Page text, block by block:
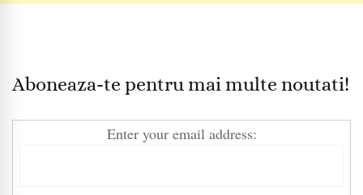
Aboneaza-te pentru mai multe noutati!
Enter your email address: